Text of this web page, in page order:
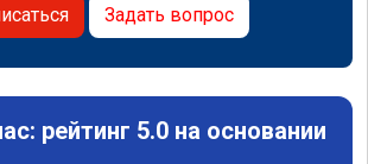
Задать вопрос
рейтинг 5.0 на основании